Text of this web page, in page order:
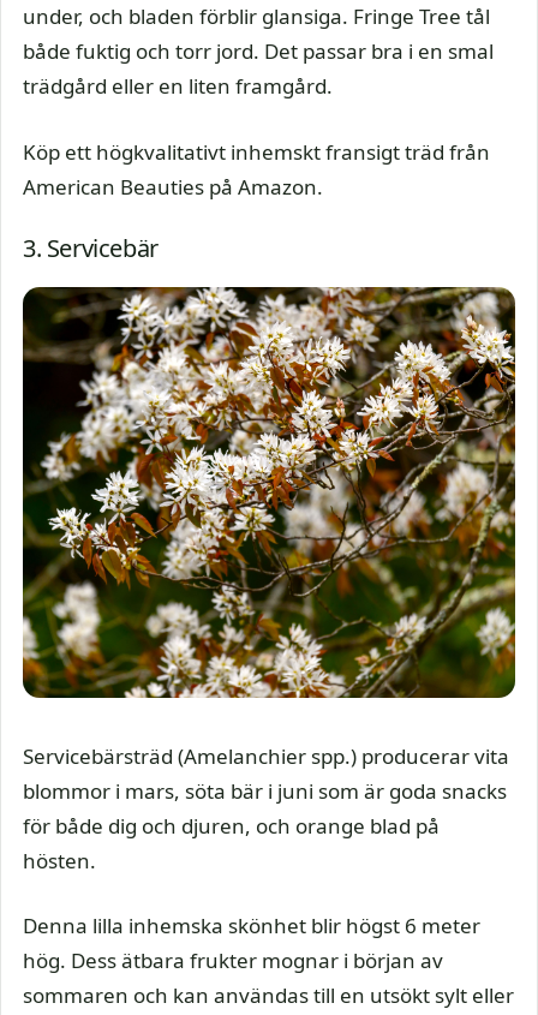
under, och bladen förblir glansiga. Fringe Tree tål
både fuktig och torr jord. Det passar bra i en smal
trädgård eller en liten framgård.
Köp ett högkvalitativt inhemskt fransigt träd från
American Beauties på Amazon.
3. Servicebär
Servicebärsträd (Amelanchier spp.) producerar vita
blommor i mars, söta bär i juni som är goda snacks
för både dig och djuren, och orange blad på
hösten.
Denna lilla inhemska skönhet blir högst 6 meter
hög. Dess ätbara frukter mognar i början av
sommaren och kan användas till en utsökt sylt eller